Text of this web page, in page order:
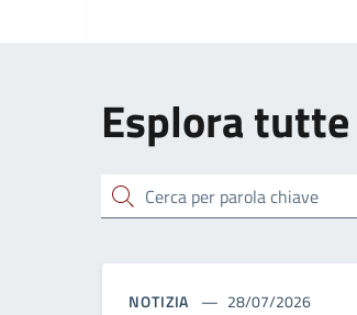
Esplora
Cerca
NOTIZIA 28/07/2026